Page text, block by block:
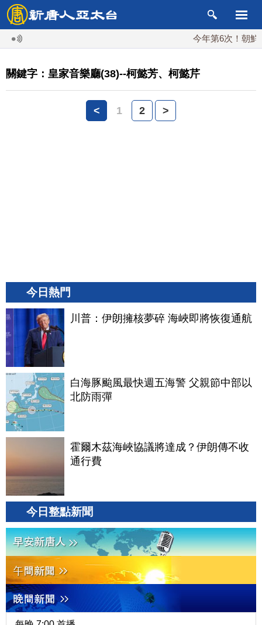
今年第6次！朝鮮
關鍵字：皇家音樂廳(38)--柯懿芳、柯懿芹
< 1 2 >
今日熱門
川普：伊朗擁核夢碎 海峽即將恢復通航
白海豚颱風最快週五海警 父親節中部以
北防雨彈
霍爾木茲海峽協議將達成？伊朗傳不收
通行費
今日整點新聞